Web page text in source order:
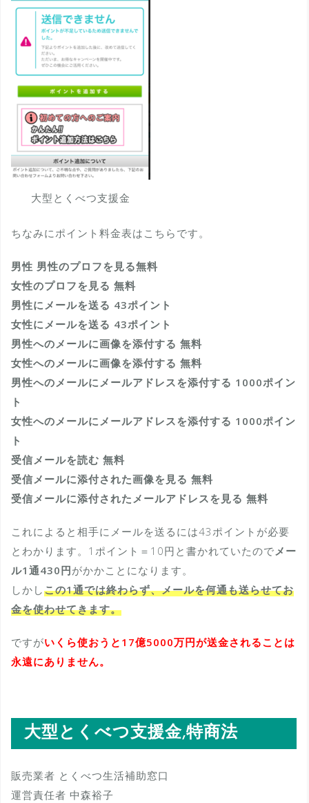
大型とくべつ支援金
ちなみにポイント料金表はこちらです。
男性 男性のプロフを見る無料
女性のプロフを見る 無料
男性にメールを送る 43ポイント
女性にメールを送る 43ポイント
男性へのメールに画像を添付する 無料
女性へのメールに画像を添付する 無料
男性へのメールにメールアドレスを添付する 1000ポイン
ト
女性へのメールにメールアドレスを添付する 1000ポイン
ト
受信メールを読む 無料
受信メールに添付された画像を見る 無料
受信メールに添付されたメールアドレスを見る 無料
これによると相手にメールを送るには43ポイントが必要
とわかります。1ポイント＝10円と書かれていたので メー
ル1通430円がかかことになります。
しかしこの1通では終わらず、メールを何通も送らせてお
金を使わせてきます。
ですがいくら使おうと17億5000万円が送金されることは
永遠にありません。
大型とくべつ支援金,特商法
販売業者 とくべつ生活補助窓口
運営責任者 中森裕子